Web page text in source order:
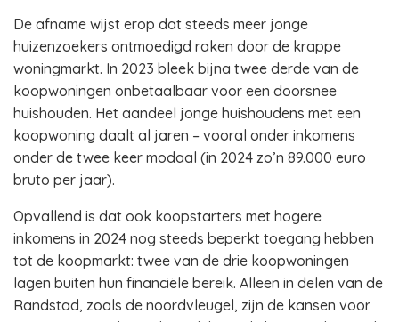
De afname wijst erop dat steeds meer jonge
huizenzoekers ontmoedigd raken door de krappe
woningmarkt. In 2023 bleek bijna twee derde van de
koopwoningen onbetaalbaar voor een doorsnee
huishouden. Het aandeel jonge huishoudens met een
koopwoning daalt al jaren – vooral onder inkomens
onder de twee keer modaal (in 2024 zo’n 89.000 euro
bruto per jaar).
Opvallend is dat ook koopstarters met hogere
inkomens in 2024 nog steeds beperkt toegang hebben
tot de koopmarkt: twee van de drie koopwoningen
lagen buiten hun financiële bereik. Alleen in delen van de
Randstad, zoals de noordvleugel, zijn de kansen voor